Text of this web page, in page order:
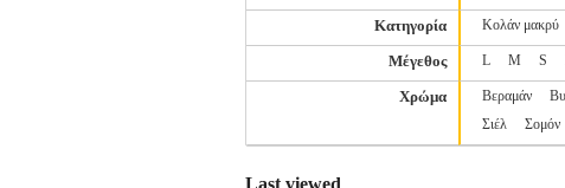
Κατηγορία Κολάν μακρύ
Μέγεθος L M S
Χρώμα Βεραμάν
Σιέλ
Σομόν
Last viewed